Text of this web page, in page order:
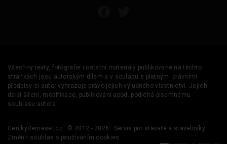
Všechny texty, fotografie i ostatní materiály publikované na těchto
stránkách jsou autorským dílem a v souladu s platnými právními
předpisy si autor vyhrazuje právo jejich výlučného vlastnictví. Jejich
další šíření, modifikace, publikování apod. podléhá písemnému
souhlasu autora.
CenikyRemesel.cz © 2012 - 2026
Servis pro stavaře a stavebníky
Změnit souhlas s používáním cookies